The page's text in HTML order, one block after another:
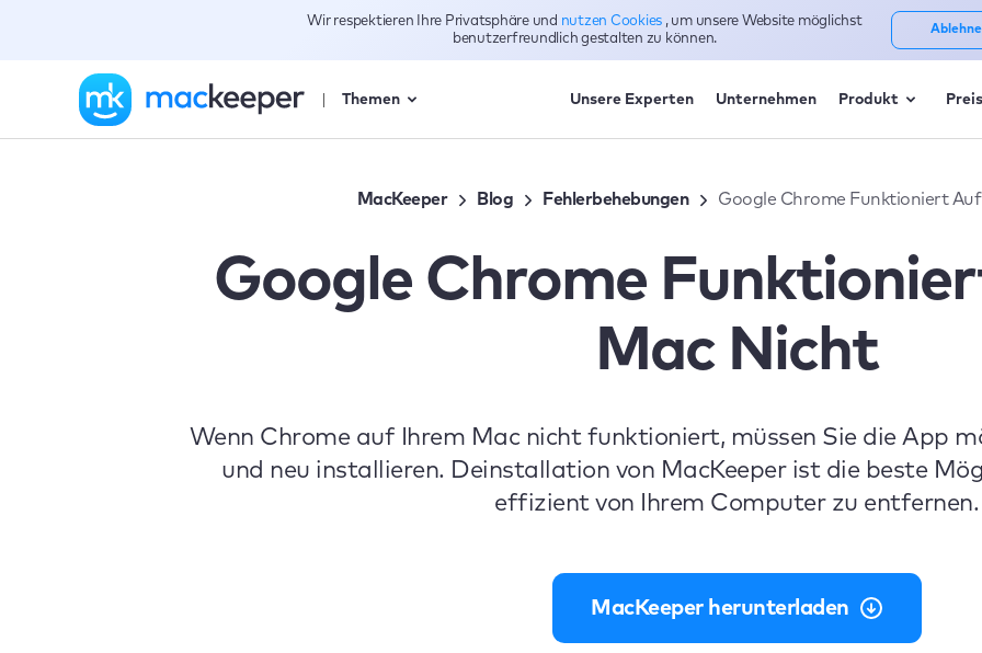
Themen Unsere Experten Unternehmen Produkt
MacKeeper Blog Fehlerbehebungen Google Chrome Funktioniert
Google Chrome
Mac Nicht
Wenn Chrome auf Ihrem Mac nicht funktioniert, müssen Sie die App
und neu installieren. Deinstallation von MacKeeper ist die beste
effizient von Ihrem Computer zu entfernen.
MacKeeper herunterladen
Wir respektieren Ihre Privatsphäre und nutzen Cookies , um unsere Website möglichst
benutzerfreundlich gestalten zu können.